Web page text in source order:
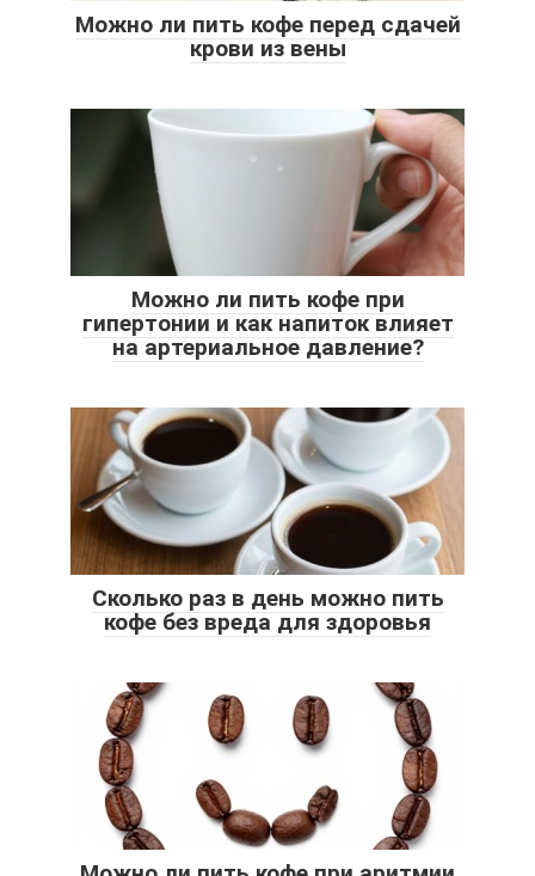
Можно ли пить кофе перед сдачей
крови из вены
Можно ли пить кофе при
гипертонии и как напиток влияет
на артериальное давление?
Сколько раз в день можно пить
кофе без вреда для здоровья